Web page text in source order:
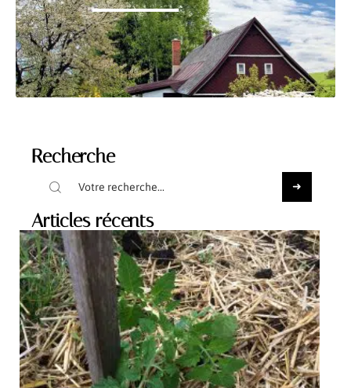
Recherche
Articles récents